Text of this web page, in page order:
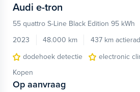
Audi e-tron
55 quattro S-Line Black Edition 95 kWh
2023
48.000 km 437 km
dodehoek detectie
electronic
Kopen
Op aanvraag